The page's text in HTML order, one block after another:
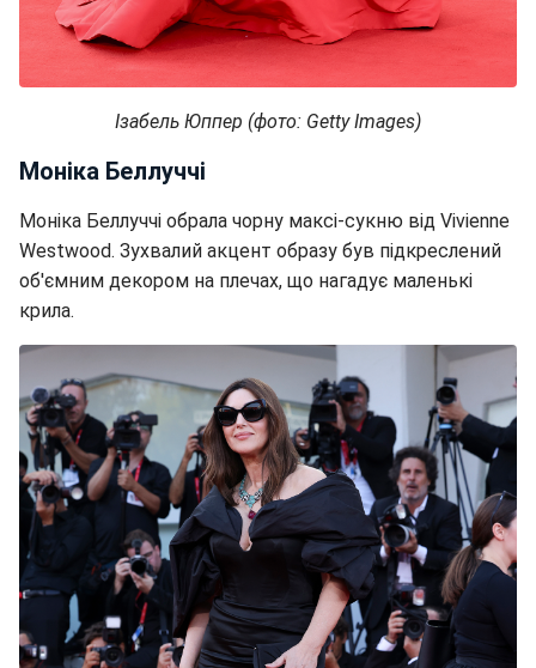
Ізабель Юппер (фото: Getty Images)
Моніка Беллуччі
Моніка Беллуччі обрала чорну максі-сукню від Vivienne
Westwood. Зухвалий акцент образу був підкреслений
об'ємним декором на плечах, що нагадує маленькі
крила.